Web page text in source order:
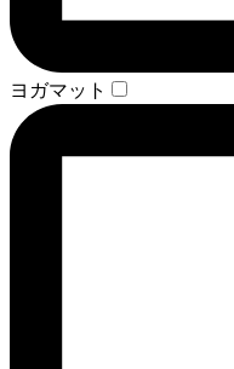
ヨガマット